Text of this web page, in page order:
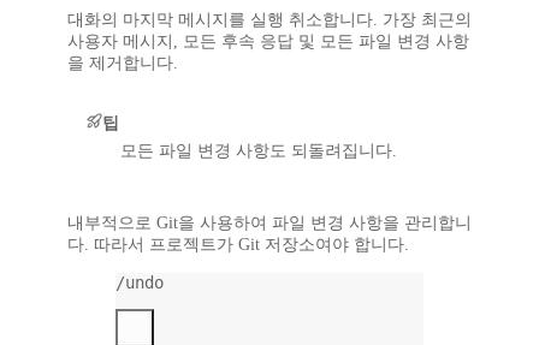
대화의 마지막 메시지를 실행 취소합니다. 가장 최근의
사용자 메시지, 모든 후속 응답 및 모든 파일 변경 사항
을 제거합니다.
팁
모든 파일 변경 사항도 되돌려집니다.
내부적으로 Git을 사용하여 파일 변경 사항을 관리합니
다. 따라서 프로젝트가 Git 저장소여야 합니다.
/undo